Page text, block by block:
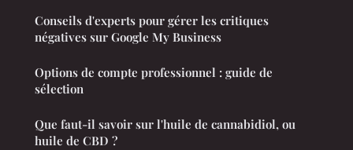
Conseils d'experts pour gérer les critiques
négatives sur Google My Business
Options de compte professionnel : guide de
sélection
Que faut-il savoir sur l'huile de cannabidiol, ou
huile de CBD ?